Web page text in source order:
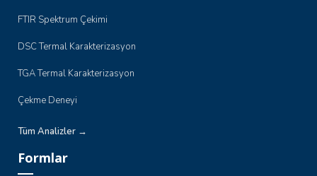
FTIR Spektrum Çekimi
DSC Termal Karakterizasyon
TGA Termal Karakterizasyon
Çekme Deneyi
Tüm Analizler →
Formlar